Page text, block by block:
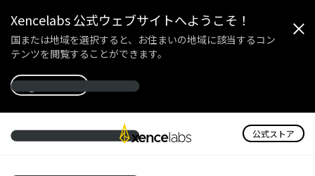
Xencelabs 公式ウェブサイトへようこそ！
国または地域を選択すると、お住まいの地域に該当するコン
テンツを閲覧することができます。
公式ストア